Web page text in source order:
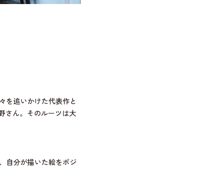
追いかけた代表作と
さん。そのルーツは大
自分が描いた絵をポジ